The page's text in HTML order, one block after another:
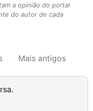
a opinião do portal
do autor de cada
Mais antigos